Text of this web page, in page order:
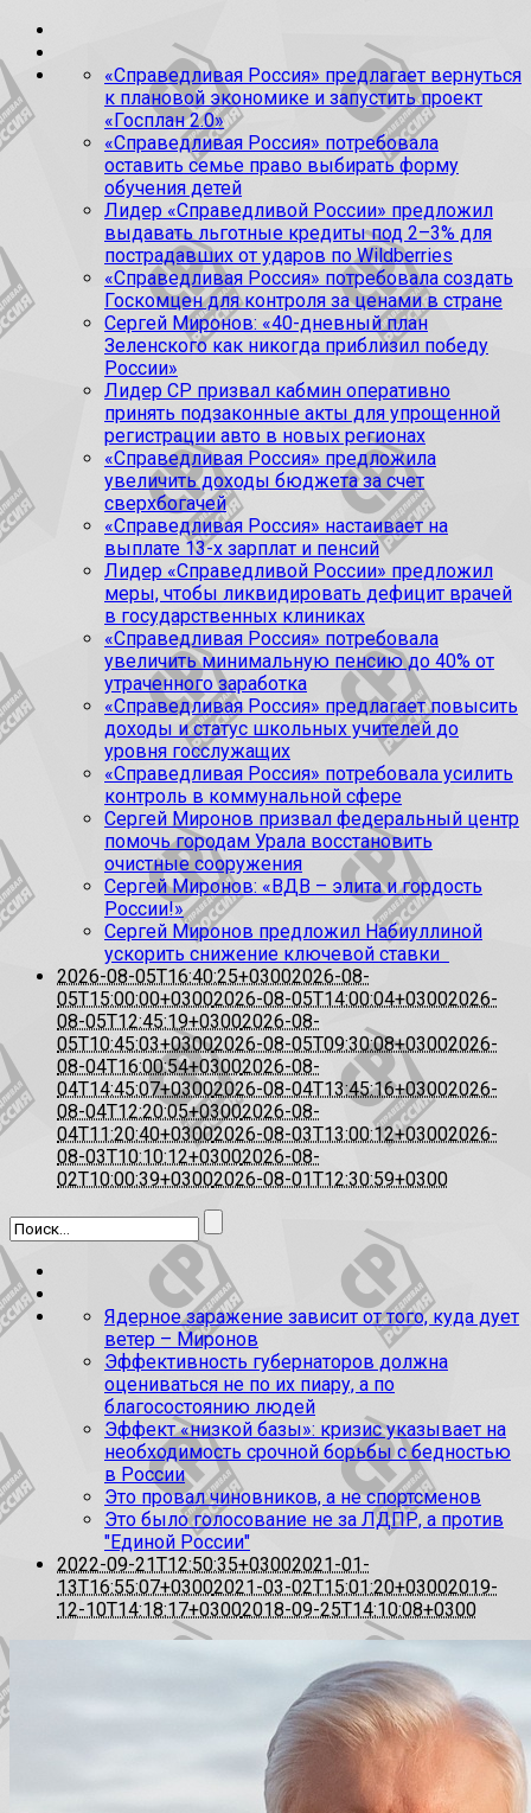
«Справедливая Россия» предлагает вернуться
к плановой экономике и запустить проект
«Госплан 2.0»
«Справедливая Россия» потребовала
оставить семье право выбирать форму
обучения детей
Лидер «Справедливой России» предложил
выдавать льготные кредиты под 2–3% для
пострадавших от ударов по Wildberries
«Справедливая Россия» потребовала создать
Госкомцен для контроля за ценами в стране
Сергей Миронов: «40-дневный план
Зеленского как никогда приблизил победу
России»
Лидер СР призвал кабмин оперативно
принять подзаконные акты для упрощенной
регистрации авто в новых регионах
«Справедливая Россия» предложила
увеличить доходы бюджета за счет
сверхбогачей
«Справедливая Россия» настаивает на
выплате 13-х зарплат и пенсий
Лидер «Справедливой России» предложил
меры, чтобы ликвидировать дефицит врачей
в государственных клиниках
«Справедливая Россия» потребовала
увеличить минимальную пенсию до 40% от
утраченного заработка
«Справедливая Россия» предлагает повысить
доходы и статус школьных учителей до
уровня госслужащих
«Справедливая Россия» потребовала усилить
контроль в коммунальной сфере
Сергей Миронов призвал федеральный центр
помочь городам Урала восстановить
очистные сооружения
Сергей Миронов: «ВДВ – элита и гордость
России!»
Сергей Миронов предложил Набиуллиной
ускорить снижение ключевой ставки
2026-08-05T16:40:25+03002026-08-
05T15:00:00+03002026-08-05T14:00:04+03002026-
08-05T12:45:19+03002026-08-
05T10:45:03+03002026-08-05T09:30:08+03002026-
08-04T16:00:54+03002026-08-
04T14:45:07+03002026-08-04T13:45:16+03002026-
08-04T12:20:05+03002026-08-
04T11:20:40+03002026-08-03T13:00:12+03002026-
08-03T10:10:12+03002026-08-
02T10:00:39+03002026-08-01T12:30:59+0300
Ядерное заражение зависит от того, куда дует
ветер – Миронов
Эффективность губернаторов должна
оцениваться не по их пиару, а по
благосостоянию людей
Эффект «низкой базы»: кризис указывает на
необходимость срочной борьбы с бедностью
в России
Это провал чиновников, а не спортсменов
Это было голосование не за ЛДПР, а против
"Единой России"
2022-09-21T12:50:35+03002021-01-
13T16:55:07+03002021-03-02T15:01:20+03002019-
12-10T14:18:17+03002018-09-25T14:10:08+0300